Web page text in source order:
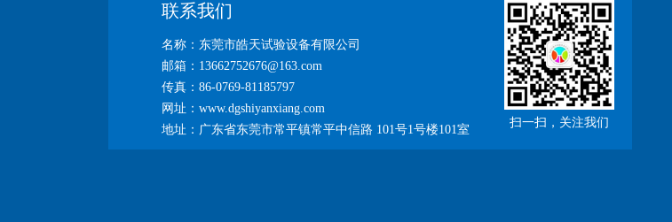
联系我们
名称：东莞市皓天试验设备有限公司
邮箱：13662752676@163.com
传真：86-0769-81185797
网址：www.dgshiyanxiang.com
地址：广东省东莞市常平镇常平中信路 101号1号楼101室
扫一扫，关注我们